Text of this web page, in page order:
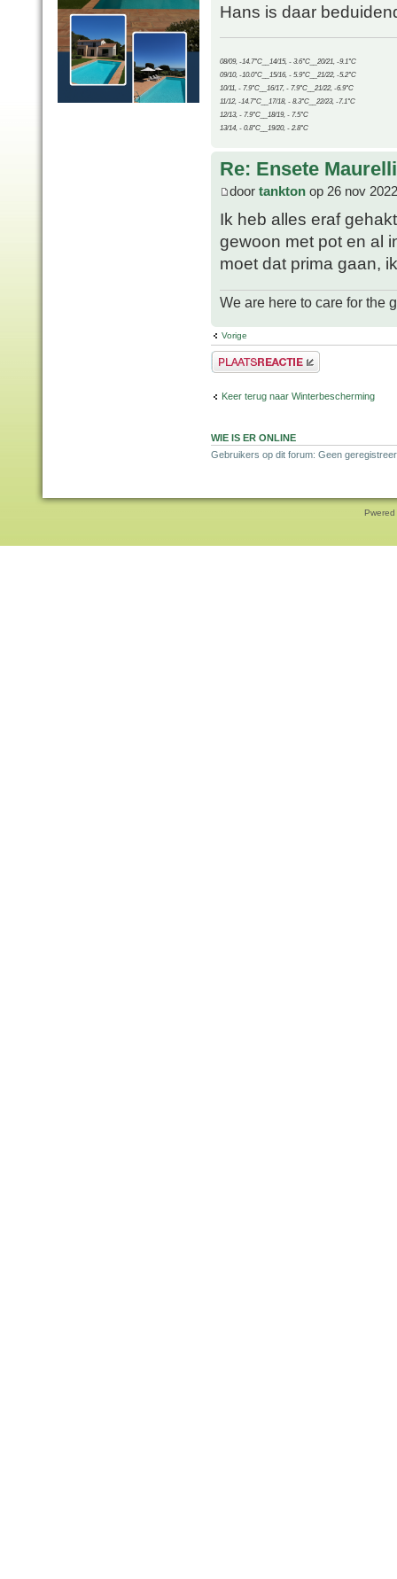
Hans is daar
08/09, -14.7°C__14/15, - 3.6°C__20/21, -9.1°C
09/10, -10.0°C__15/16, - 5.9°C__21/22, -5.2°C
10/11, - 7.9°C__16/17, - 7.9°C__21/22, -6.9°C
11/12, -14.7°C__17/18, - 8.3°C__22/23, -7.1°C
12/13, - 7.9°C__18/19, - 7.5°C
13/14, - 0.8°C__19/20, - 2.8°C
Re: Ensete
door tankton op 26 nov
Ik heb alles eraf
gewoon met pot en al
moet dat prima gaan,
We are here to care for the
Vorige
Plaats een reactie
Keer terug naar Winterbescherming
WIE IS ER ONLINE
Gebruikers op dit forum: Geen